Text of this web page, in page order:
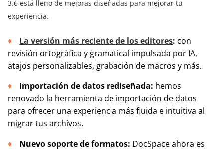
3.6 está lleno de mejoras diseñadas para mejorar tu
experiencia.
La versión más reciente de los editores: con
revisión ortográfica y gramatical impulsada por IA,
atajos personalizables, grabación de macros y más.
Importación de datos rediseñada: hemos
renovado la herramienta de importación de datos
para ofrecer una experiencia más fluida e intuitiva al
migrar tus archivos.
Nuevo soporte de formatos: DocSpace ahora es